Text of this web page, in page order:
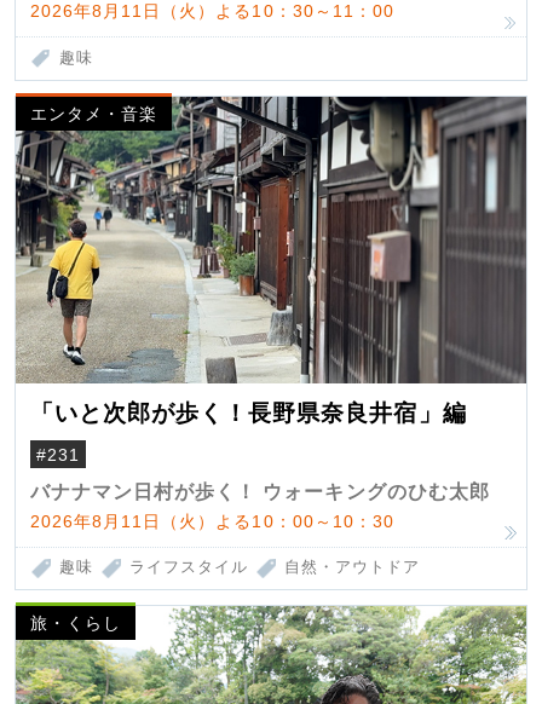
2026年8月11日（火）よる10：30～11：00
趣味
エンタメ・音楽
「いと次郎が歩く！長野県奈良井宿」編
#231
バナナマン日村が歩く！ ウォーキングのひむ太郎
2026年8月11日（火）よる10：00～10：30
趣味 ライフスタイル 自然・アウトドア
旅・くらし